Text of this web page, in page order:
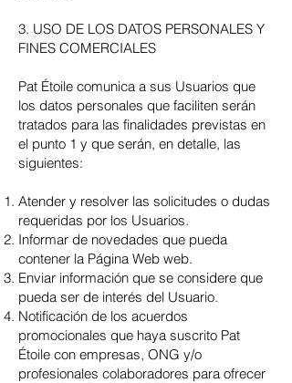
3. USO DE LOS DATOS PERSONALES Y
FINES COMERCIALES
Pat Étoile comunica a sus Usuarios que
los datos personales que faciliten serán
tratados para las finalidades previstas en
el punto 1 y que serán, en detalle, las
siguientes:
Atender y resolver las solicitudes o dudas
requeridas por los Usuarios.
Informar de novedades que pueda
contener la Página Web web.
Enviar información que se considere que
pueda ser de interés del Usuario.
Notificación de los acuerdos
promocionales que haya suscrito Pat
Étoile con empresas, ONG y/o
profesionales colaboradores para ofrecer